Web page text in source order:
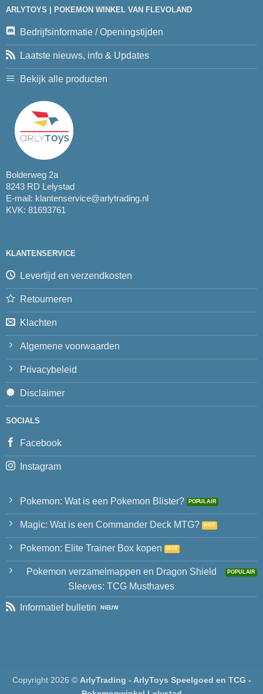
ARLYTOYS | POKEMON WINKEL VAN FLEVOLAND
Bedrijfsinformatie / Openingstijden
Laatste nieuws, info & Updates
Bekijk alle producten
Bolderweg 2a
8243 RD Lelystad
E-mail: klantenservice@arlytrading.nl
KVK: 81693761
KLANTENSERVICE
Levertijd en verzendkosten
Retourneren
Klachten
Algemene voorwaarden
Privacybeleid
Disclaimer
SOCIALS
Facebook
Instagram
Pokemon: Wat is een Pokemon Blister?
Magic: Wat is een Commander Deck MTG?
Pokemon: Elite Trainer Box kopen
Pokemon verzamelmappen en Dragon Shield
Sleeves: TCG Musthaves
Informatief bulletin
Copyright 2026 © ArlyTrading - ArlyToys Speelgoed en TCG -